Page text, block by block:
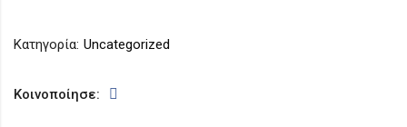
Κατηγορία: Uncategorized
Κοινοποίησε: